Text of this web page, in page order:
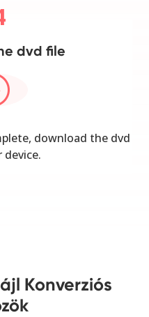
dvd file
download the dvd
Konverziós